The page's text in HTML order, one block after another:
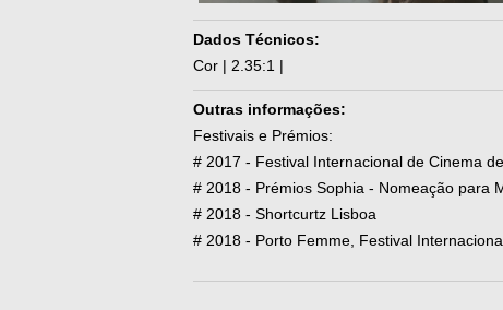
Dados Técnicos:
Cor | 2.35:1 |
Outras informações:
Festivais e Prémios:
# 2017 - Festival Internacional de Cinema
# 2018 - Prémios Sophia - Nomeação para
# 2018 - Shortcurtz Lisboa
# 2018 - Porto Femme, Festival